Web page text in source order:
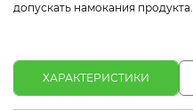
допускать намокания продукта.
ХАРАКТЕРИСТИКИ